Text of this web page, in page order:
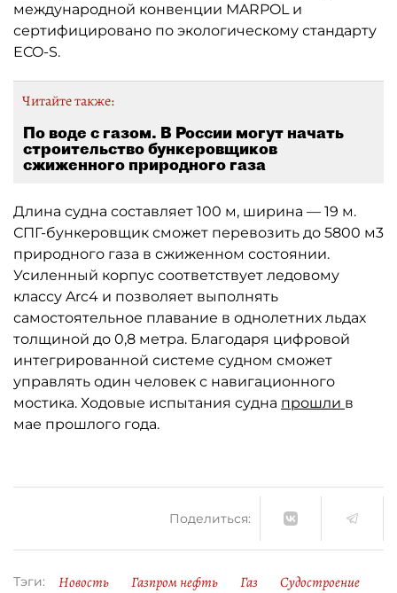
международной конвенции MARPOL и
сертифицировано по экологическому стандарту
ECO-S.
Читайте также:
По воде с газом. В России могут начать
строительство бункеровщиков
сжиженного природного газа
Длина судна составляет 100 м, ширина — 19 м.
СПГ-бункеровщик сможет перевозить до 5800 м3
природного газа в сжиженном состоянии.
Усиленный корпус соответствует ледовому
классу Arc4 и позволяет выполнять
самостоятельное плавание в однолетних льдах
толщиной до 0,8 метра. Благодаря цифровой
интегрированной системе судном сможет
управлять один человек с навигационного
мостика. Ходовые испытания судна прошли в
мае прошлого года.
Поделиться:
Тэги: Новость Газпром нефть Газ
Судостроение